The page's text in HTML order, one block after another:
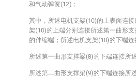
和气动弹簧(12)；
其中，所述电机支架(10)的上表面连
架(10)的上端分别连接所述第一曲形
的伸缩端；所述电机支架(10)的下端
所述第一曲形支撑梁(8)的下端连接所
所述第二曲形支撑梁(9)的下端连接所